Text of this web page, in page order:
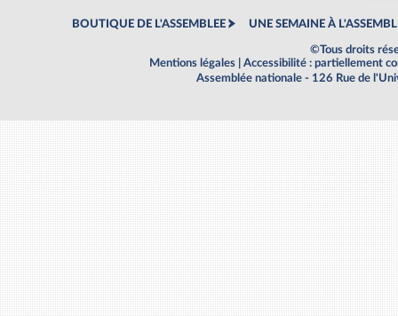
BOUTIQUE DE L'ASSEMBLEE UNE SEMAINE À
©Tous droits
Mentions légales
Accessibilité : partiellement
Assemblée nationale - 126 Rue de